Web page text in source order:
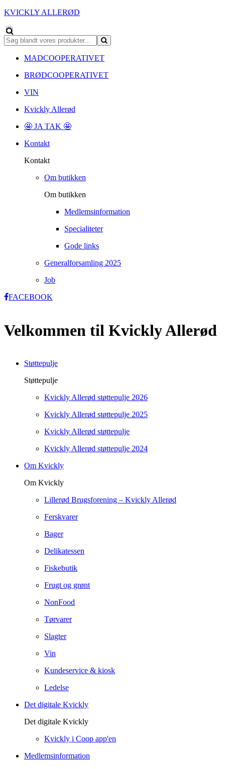
KVICKLY ALLERØD
MADCOOPERATIVET
BRØDCOOPERATIVET
VIN
Kvickly Allerød
🤩 JA TAK 🤩
Kontakt
Kontakt
Om butikken
Om butikken
Medlemsinformation
Specialiteter
Gode links
Generalforsamling 2025
Job
FACEBOOK
Velkommen til Kvickly Allerød
Støttepulje
Støttepulje
Kvickly Allerød støttepulje 2026
Kvickly Allerød støttepulje 2025
Kvickly Allerød støttepulje
Kvickly Allerød støttepulje 2024
Om Kvickly
Om Kvickly
Lillerød Brugsforening – Kvickly Allerød
Ferskvarer
Bager
Delikatessen
Fiskebutik
Frugt og grønt
NonFood
Tørvarer
Slagter
Vin
Kundeservice & kiosk
Ledelse
Det digitale Kvickly
Det digitale Kvickly
Kvickly i Coop app'en
Medlemsinformation